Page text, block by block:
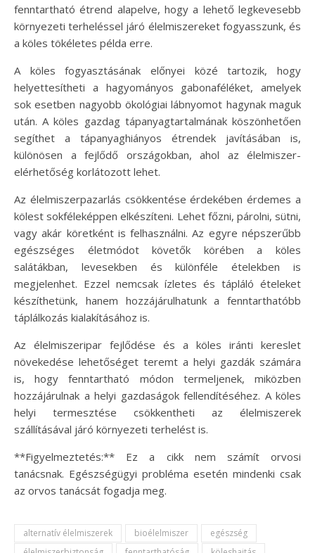
fenntartható étrend alapelve, hogy a lehető legkevesebb
környezeti terheléssel járó élelmiszereket fogyasszunk, és
a köles tökéletes példa erre.
A köles fogyasztásának előnyei közé tartozik, hogy
helyettesítheti a hagyományos gabonaféléket, amelyek
sok esetben nagyobb ökológiai lábnyomot hagynak maguk
után. A köles gazdag tápanyagtartalmának köszönhetően
segíthet a tápanyaghiányos étrendek javításában is,
különösen a fejlődő országokban, ahol az élelmiszer-
elérhetőség korlátozott lehet.
Az élelmiszerpazarlás csökkentése érdekében érdemes a
kölest sokféleképpen elkészíteni. Lehet főzni, párolni, sütni,
vagy akár köretként is felhasználni. Az egyre népszerűbb
egészséges életmódot követők körében a köles
salátákban, levesekben és különféle ételekben is
megjelenhet. Ezzel nemcsak ízletes és tápláló ételeket
készíthetünk, hanem hozzájárulhatunk a fenntarthatóbb
táplálkozás kialakításához is.
Az élelmiszeripar fejlődése és a köles iránti kereslet
növekedése lehetőséget teremt a helyi gazdák számára
is, hogy fenntartható módon termeljenek, miközben
hozzájárulnak a helyi gazdaságok fellendítéséhez. A köles
helyi termesztése csökkentheti az élelmiszerek
szállításával járó környezeti terhelést is.
**Figyelmeztetés:** Ez a cikk nem számít orvosi
tanácsnak. Egészségügyi probléma esetén mindenki csak
az orvos tanácsát fogadja meg.
alternatív élelmiszerek bioélelmiszer
egészség